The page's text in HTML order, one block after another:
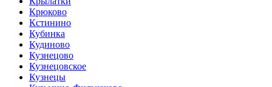
Крюково
Кстинино
Кубинка
Кудиново
Кузнецово
Кузнецовское
Кузнецы